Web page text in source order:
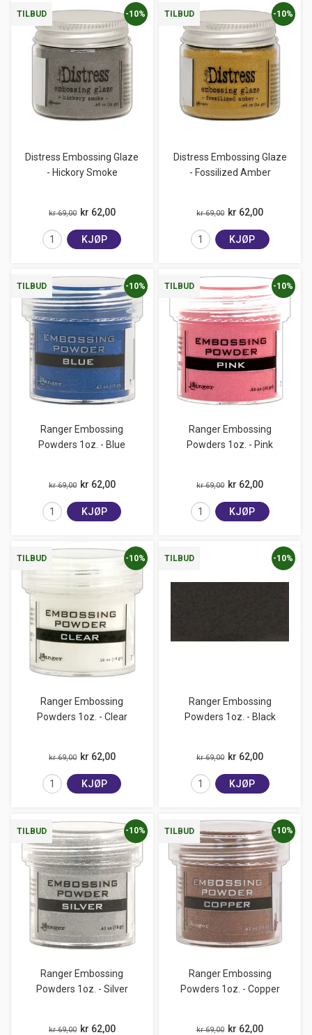
TILBUD
Distress Embossing Glaze
- Hickory Smoke
-10%
kr 69,00 kr 62,00
KJØP
TILBUD
Distress Embossing Glaze
- Fossilized Amber
-10%
kr 69,00 kr 62,00
KJØP
TILBUD
Ranger Embossing
Powders 1oz. - Blue
-10%
kr 69,00 kr 62,00
KJØP
TILBUD
Ranger Embossing
Powders 1oz. - Pink
-10%
kr 69,00 kr 62,00
KJØP
TILBUD
Ranger Embossing
Powders 1oz. - Clear
-10%
kr 69,00 kr 62,00
KJØP
TILBUD
Ranger Embossing
Powders 1oz. - Black
-10%
kr 69,00 kr 62,00
KJØP
TILBUD
Ranger Embossing
Powders 1oz. - Silver
-10%
kr 69,00 kr 62,00
TILBUD
Ranger Embossing
Powders 1oz. - Copper
-10%
kr 69,00 kr 62,00